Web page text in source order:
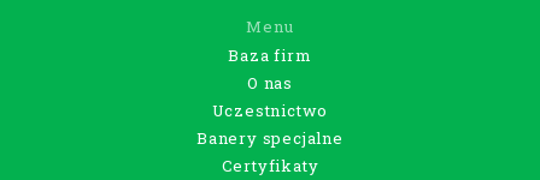
Menu
Baza firm
O nas
Uczestnictwo
Banery specjalne
Certyfikaty